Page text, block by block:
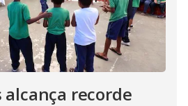
alcança recorde